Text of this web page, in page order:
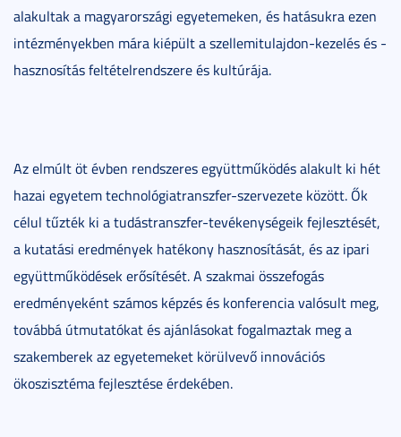
alakultak a magyarországi egyetemeken, és hatásukra ezen
intézményekben mára kiépült a szellemitulajdon-kezelés és -
hasznosítás feltételrendszere és kultúrája.
Az elmúlt öt évben rendszeres együttműködés alakult ki hét
hazai egyetem technológiatranszfer-szervezete között. Ők
célul tűzték ki a tudástranszfer-tevékenységeik fejlesztését,
a kutatási eredmények hatékony hasznosítását, és az ipari
együttműködések erősítését. A szakmai összefogás
eredményeként számos képzés és konferencia valósult meg,
továbbá útmutatókat és ajánlásokat fogalmaztak meg a
szakemberek az egyetemeket körülvevő innovációs
ökoszisztéma fejlesztése érdekében.